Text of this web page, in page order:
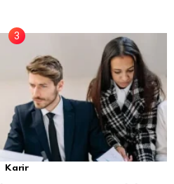
Karir